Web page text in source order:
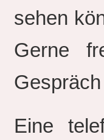
sehen
Gerne
Eine